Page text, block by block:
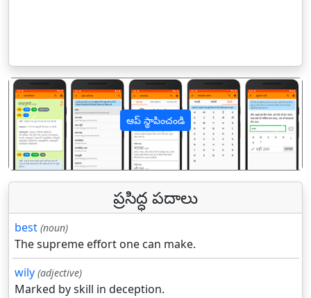
ఆప్ స్థాపించండి
पिछला
ప్రసిద్ధ పదాలు
best (noun)
The supreme effort one can make.
wily (adjective)
Marked by skill in deception.